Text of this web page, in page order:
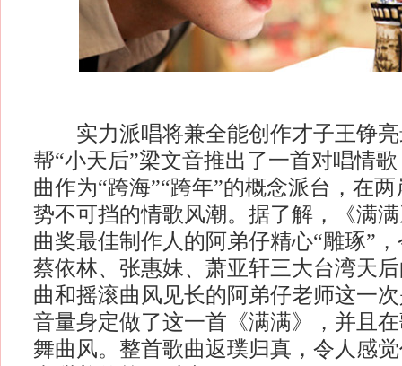
实力派唱将兼全能创作才子王铮亮
帮“小天后”梁文音推出了一首对唱情
曲作为“跨海”“跨年”的概念派台，在
势不可挡的情歌风潮。据了解，《满
曲奖最佳制作人的阿弟仔精心“雕琢”
蔡依林、张惠妹、萧亚轩三大台湾天
曲和摇滚曲风见长的阿弟仔老师这一
音量身定做了这一首《满满》，并且
舞曲风。整首歌曲返璞归真，令人感